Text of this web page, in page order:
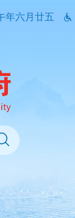
年六月廿五